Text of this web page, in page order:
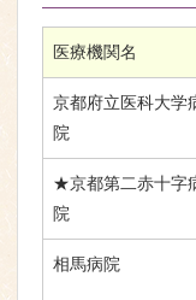
医療機関名
京都府立医科大学
院
★京都第二赤十字
院
相馬病院